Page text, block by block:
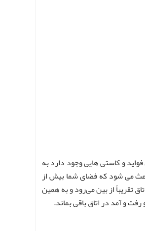
و کاستی‌ هایی وجود دارد به
باعث می شود که فضای شما بیش از
تقریباً از بین می‌رود و به همین
و آمد در اتاق باقی بماند.